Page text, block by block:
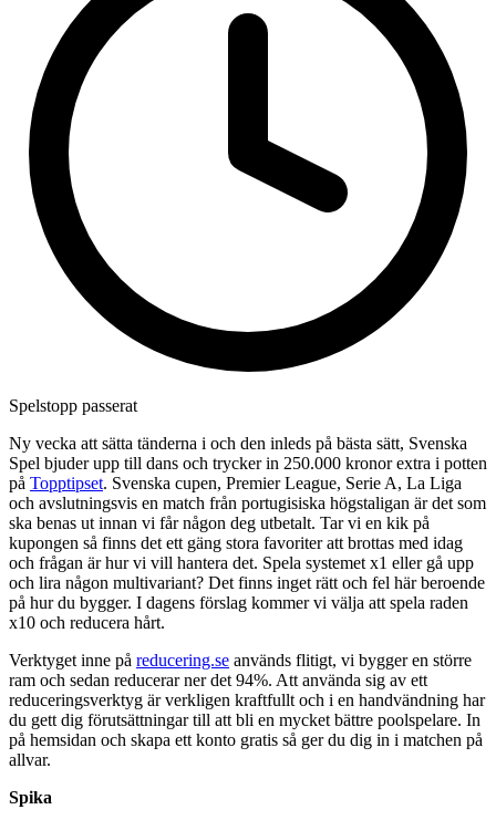
Spelstopp passerat
Ny vecka att sätta tänderna i och den inleds på bästa sätt, Svenska
Spel bjuder upp till dans och trycker in 250.000 kronor extra i potten
på Topptipset. Svenska cupen, Premier League, Serie A, La Liga
och avslutningsvis en match från portugisiska högstaligan är det som
ska benas ut innan vi får någon deg utbetalt. Tar vi en kik på
kupongen så finns det ett gäng stora favoriter att brottas med idag
och frågan är hur vi vill hantera det. Spela systemet x1 eller gå upp
och lira någon multivariant? Det finns inget rätt och fel här beroende
på hur du bygger. I dagens förslag kommer vi välja att spela raden
x10 och reducera hårt.
Verktyget inne på reducering.se används flitigt, vi bygger en större
ram och sedan reducerar ner det 94%. Att använda sig av ett
reduceringsverktyg är verkligen kraftfullt och i en handvändning har
du gett dig förutsättningar till att bli en mycket bättre poolspelare. In
på hemsidan och skapa ett konto gratis så ger du dig in i matchen på
allvar.
Spika